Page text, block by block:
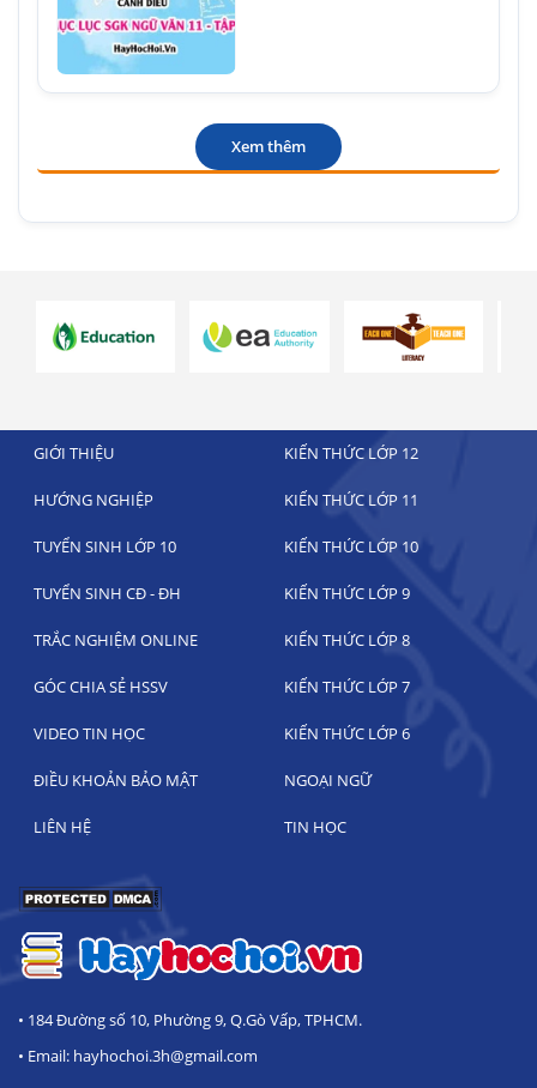
Xem thêm
GIỚI THIỆU KIẾN THỨC LỚP 12
HƯỚNG NGHIỆP KIẾN THỨC LỚP 11
TUYỂN SINH LỚP 10 KIẾN THỨC LỚP 10
TUYỂN SINH CĐ - ĐH KIẾN THỨC LỚP 9
TRẮC NGHIỆM ONLINE KIẾN THỨC LỚP 8
GÓC CHIA SẺ HSSV KIẾN THỨC LỚP 7
VIDEO TIN HỌC KIẾN THỨC LỚP 6
ĐIỀU KHOẢN BẢO MẬT NGOẠI NGỮ
LIÊN HỆ TIN HỌC
• 184 Đường số 10, Phường 9, Q.Gò Vấp, TPHCM.
• Email: hayhochoi.3h@gmail.com